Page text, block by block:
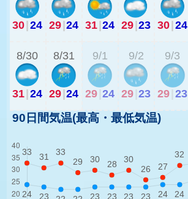
30 24 29 24 31 24 29 23 30 24
8/30
31 24
8/31
29 24
9/1
29 24
9/2
29 23
9/3
29 23
90日間気温(最高・最低気温)